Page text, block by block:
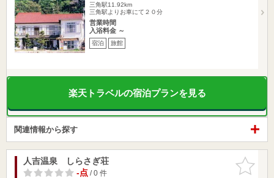
三角駅11.92km
三角駅よりお車にて２０分
営業時間
入浴料金 ～
宿泊 旅館
楽天トラベルの宿泊プランを見る
関連情報から探す
お気に入
りに追加
人吉温泉 しらさぎ荘
-点/ 0 件